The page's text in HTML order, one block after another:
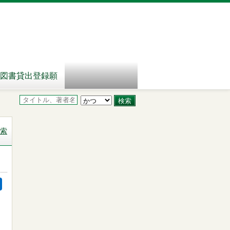
図書貸出登録願